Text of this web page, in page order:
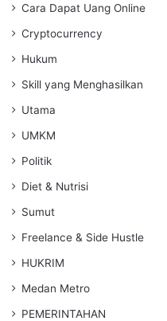
Cara Dapat Uang Online
Cryptocurrency
Hukum
Skill yang Menghasilkan
Utama
UMKM
Politik
Diet & Nutrisi
Sumut
Freelance & Side Hustle
HUKRIM
Medan Metro
PEMERINTAHAN